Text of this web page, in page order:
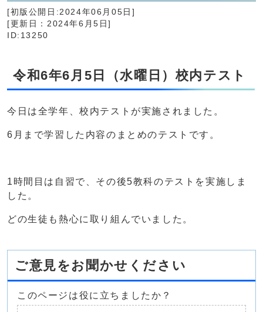
[初版公開日:2024年06月05日]
[更新日：2024年6月5日]
ID:13250
令和6年6月5日（水曜日）校内テスト
今日は全学年、校内テストが実施されました。
6月まで学習した内容のまとめのテストです。
1時間目は自習で、その後5教科のテストを実施しま
した。
どの生徒も熱心に取り組んでいました。
ご意見をお聞かせください
このページは役に立ちましたか？